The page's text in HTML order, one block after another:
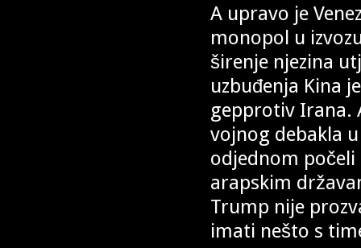
A upravo je
monopol u
širenje njezina
uzbuđenja Kina
gepprotiv Irana.
vojnog debakla
odjednom
arapskim
Trump nije
imati nešto s